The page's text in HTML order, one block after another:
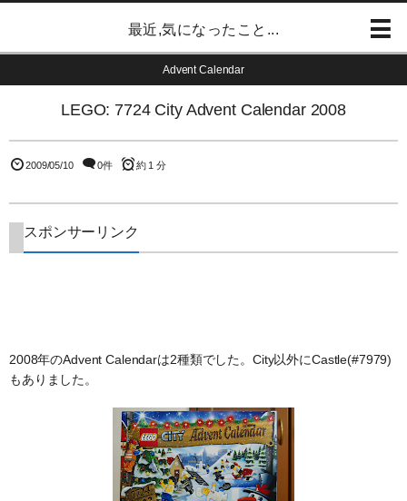
最近,気になったこと...
Advent Calendar
LEGO: 7724 City Advent Calendar 2008
2009/05/10 0件 約 1 分
スポンサーリンク
2008年のAdvent Calendarは2種類でした。City以外にCastle(#7979)
もありました。